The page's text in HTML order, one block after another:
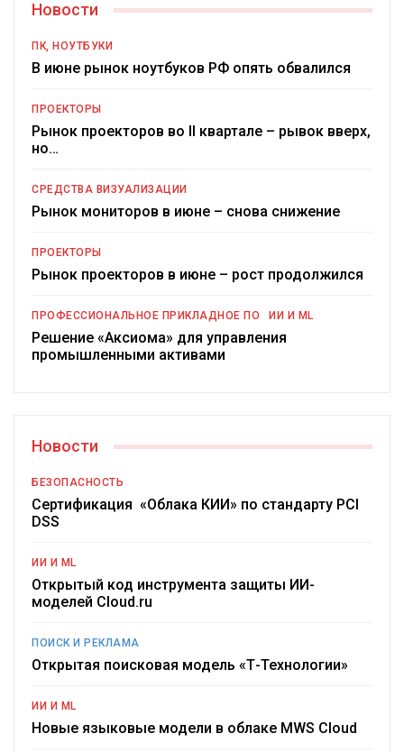
Новости
ПК, НОУТБУКИ
В июне рынок ноутбуков РФ опять обвалился
ПРОЕКТОРЫ
Рынок проекторов во II квартале – рывок вверх,
но…
СРЕДСТВА ВИЗУАЛИЗАЦИИ
Рынок мониторов в июне – снова снижение
ПРОЕКТОРЫ
Рынок проекторов в июне – рост продолжился
ПРОФЕССИОНАЛЬНОЕ ПРИКЛАДНОЕ ПО ИИ И ML
Решение «Аксиома» для управления
промышленными активами
Новости
БЕЗОПАСНОСТЬ
Сертификация «Облака КИИ» по стандарту PCI
DSS
ИИ И ML
Открытый код инструмента защиты ИИ-
моделей Cloud.ru
ПОИСК И РЕКЛАМА
Открытая поисковая модель «Т-Технологии»
ИИ И ML
Новые языковые модели в облаке MWS Cloud